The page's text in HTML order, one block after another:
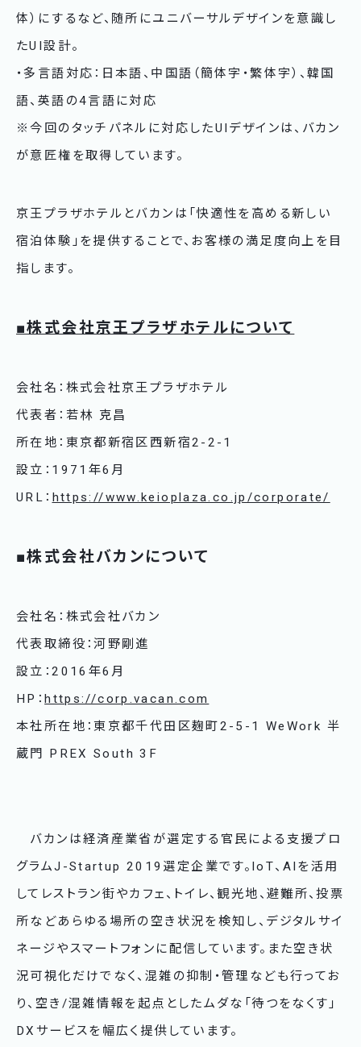
体）にするなど、随所にユニバーサルデザインを意識し
たUI設計。
・多言語対応：日本語、中国語（簡体字・繁体字）、韓国
語、英語の4言語に対応
※今回のタッチパネルに対応したUIデザインは、バカン
が意匠権を取得しています。
京王プラザホテルとバカンは「快適性を高める新しい
宿泊体験」を提供することで、お客様の満足度向上を目
指します。
■株式会社京王プラザホテルについて
会社名：株式会社京王プラザホテル
代表者：若林 克昌
所在地：東京都新宿区西新宿2-2-1
設立：1971年6月
URL： https://www.keioplaza.co.jp/corporate/
■株式会社バカンについて
会社名：株式会社バカン
代表取締役：河野剛進
設立：2016年6月
HP： https://corp.vacan.com
本社所在地：東京都千代田区麹町2-5-1 WeWork 半
蔵門 PREX South 3F
バカンは経済産業省が選定する官民による支援プロ
グラムJ-Startup 2019選定企業です。IoT、AIを活用
してレストラン街やカフェ、トイレ、観光地、避難所、投票
所などあらゆる場所の空き状況を検知し、デジタルサイ
ネージやスマートフォンに配信しています。また空き状
況可視化だけでなく、混雑の抑制・管理なども行ってお
り、空き/混雑情報を起点としたムダな「待つをなくす」
DXサービスを幅広く提供しています。